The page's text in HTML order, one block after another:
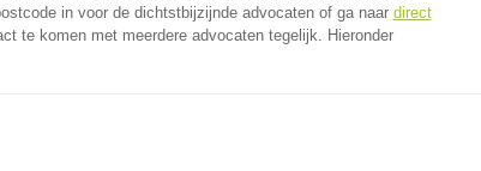
in voor de dichtstbijzijnde advocaten of ga naar direct
te komen met meerdere advocaten tegelijk. Hieronder